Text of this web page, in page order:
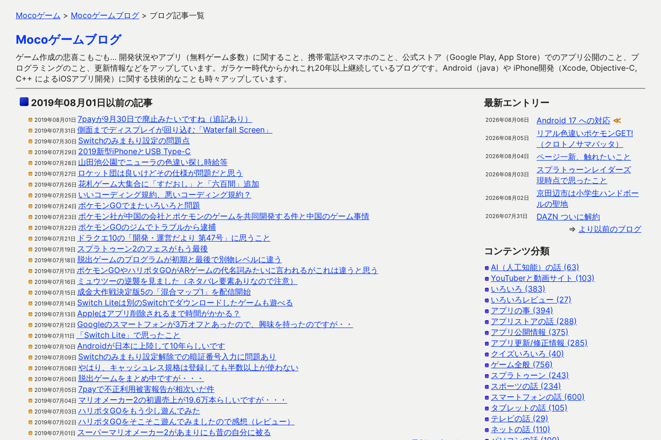
Mocoゲーム > Mocoゲームブログ > ブログ記事一覧
Mocoゲームブログ
ゲーム作成の悲喜こもごも… 開発状況やアプリ（無料ゲーム多数）に関すること、携帯電話やスマホのこと、公式ストア（Google Play, App Store）でのアプリ公開のこと、プ
ログラミングのこと、更新情報などをアップしています。ガラケー時代からかれこれ20年以上継続しているブログです。Android（java）や iPhone開発（Xcode, Objective-C,
C++ によるiOSアプリ開発）に関する技術的なことも時々アップしています。
2019年08月01日以前の記事
2019年08月01日 7payが9月30日で廃止みたいですね（追記あり）
2019年07月31日 側面までディスプレイが回り込む「Waterfall Screen」
2019年07月30日 Switchのみまもり設定の問題点
2019年07月29日 2019新型iPhoneとUSB Type-C
2019年07月28日 山田池公園でニューラの色違い探し時給等
2019年07月27日 ロケット団は良いけどその仕様が問題だと思う
2019年07月26日 花札ゲーム大集合に「すだおし」と「六百間」追加
2019年07月25日 いいコーディング規約、悪いコーディング規約？
2019年07月24日 ポケモンGOでまたいろいろと問題
2019年07月23日 ポケモン社が中国の会社とポケモンのゲームを共同開発する件と中国のゲーム事情
2019年07月22日 ポケモンGOのジムでトラブルから逮捕
2019年07月21日 ドラクエ10の「開発・運営だより 第47号」に思うこと
2019年07月19日 スプラトゥーン2のフェスがもう最後
2019年07月18日 脱出ゲームのプログラムが初期と最後で別物レベルに違う
2019年07月17日 ポケモンGOやハリポタGOがARゲームの代名詞みたいに言われるがこれは違うと思う
2019年07月16日 ミュウツーの逆襲を見ました（ネタバレ要素ありなので注意）
2019年07月15日 成金大作戦決定版5の「混合マップ1」を配信開始
2019年07月14日 Switch Liteは別のSwitchでダウンロードしたゲームも遊べる
2019年07月13日 Appleはアプリ削除されるまで時間がかかる？
2019年07月12日 Googleのスマートフォンが3万オフとあったので、興味を持ったのですが・・
2019年07月11日 「Switch Lite」で思ったこと
2019年07月10日 Androidが日本に上陸して10年らしいです
2019年07月09日 Switchのみまもり設定解除での暗証番号入力に問題あり
2019年07月08日 やはり、キャッシュレス規格は登録しても半数以上が使わない
2019年07月06日 脱出ゲームをまとめ中ですが・・・
2019年07月05日 7payで不正利用被害報告が相次いだ件
2019年07月04日 マリオメーカー2の初週売上が19.6万本らしいですが・・・
2019年07月03日 ハリポタGOをもう少し遊んでみた
2019年07月02日 ハリポタGOをそこそこ遊んでみましたので感想（レビュー）
2019年07月01日 スーパーマリオメーカー2があまりにも昔の自分に被る
最新エントリー
2026年08月06日 Android 17 への対応 ≪
2026年08月05日
リアル色違いポケモンGET!
（クロトノサマバッタ）
2026年08月04日 ページ一新、触れたいこと
2026年08月03日
スプラトゥーンレイダーズ
現時点で思ったこと
2026年08月02日
京田辺市は小学生ハンドボー
ルの聖地
2026年07月31日
DAZN ついに解約
⇒ より以前のブログ
コンテンツ分類
AI（人工知能）の話 (63)
YouTuberと動画サイト (103)
いろいろ (383)
いろいろレビュー (27)
アプリの事 (394)
アプリストアの話 (288)
アプリ公開情報 (375)
アプリ更新/修正情報 (285)
クイズいろいろ (40)
ゲーム全般 (756)
スプラトゥーン (243)
スポーツの話 (234)
スマートフォンの話 (600)
タブレットの話 (105)
テレビの話 (29)
ネットの話 (110)